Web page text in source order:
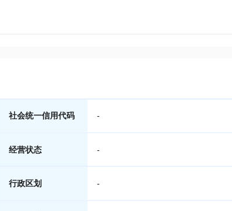
社会统一信用代码 -
经营状态 -
行政区划 -